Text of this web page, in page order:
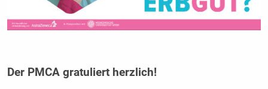
Der PMCA gratuliert herzlich!